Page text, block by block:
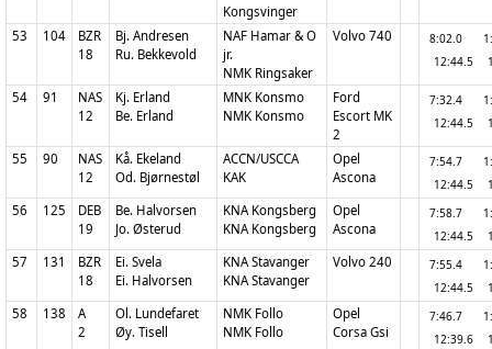
Kongsvinger
53 104
BZR
18
Bj. Andresen
Ru. Bekkevold
NAF Hamar & O
jr.
NMK Ringsaker
Volvo 740 8:02.0
12:44.5
54 91
NAS
12
Kj. Erland
Be. Erland
MNK Konsmo
NMK Konsmo
Ford
Escort MK
2
7:32.4
12:44.5
55 90
NAS
12
Kå. Ekeland
Od. Bjørnestøl
ACCN/USCCA
KAK
Opel
Ascona
7:54.7
12:44.5
56 125
DEB
19
Be. Halvorsen
Jo. Østerud
KNA Kongsberg
KNA Kongsberg
Opel
Ascona
7:58.7
12:44.5
57 131
BZR
18
Ei. Svela
Ei. Halvorsen
KNA Stavanger
KNA Stavanger
Volvo 240 7:55.4
12:44.5
58 138
A
2
Ol. Lundefaret
Øy. Tisell
NMK Follo
NMK Follo
Opel
Corsa Gsi
7:46.7
12:39.6